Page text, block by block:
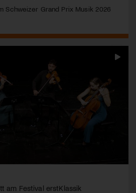
Schweizer Grand Prix Musik 2026
am Festival erstKlassik